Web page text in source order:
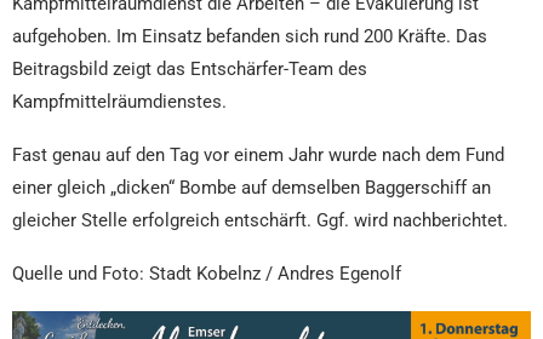
aufgehoben. Im Einsatz befanden sich rund 200 Kräfte. Das
Beitragsbild zeigt das Entschärfer-Team des
Kampfmittelräumdienstes.
Fast genau auf den Tag vor einem Jahr wurde nach dem Fund
einer gleich „dicken“ Bombe auf demselben Baggerschiff an
gleicher Stelle erfolgreich entschärft. Ggf. wird nachberichtet.
Quelle und Foto: Stadt Kobelnz / Andres Egenolf